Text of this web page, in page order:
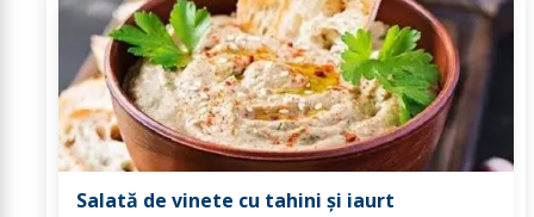
Salată de vinete cu tahini și iaurt